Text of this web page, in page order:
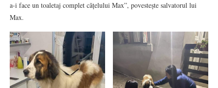
a-i face un toaletaj complet cățelului Max”, povestește salvatorul lui
Max.